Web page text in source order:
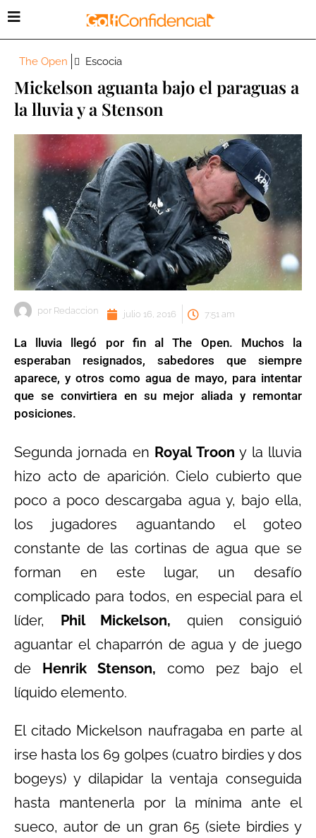
The Open Escocia
Mickelson aguanta bajo el paraguas a
la lluvia y a Stenson
por Redaccion julio 16, 2016 7:51 am
La lluvia llegó por fin al The Open. Muchos la
esperaban resignados, sabedores que siempre
aparece, y otros como agua de mayo, para intentar
que se convirtiera en su mejor aliada y remontar
posiciones.
Segunda jornada en Royal Troon y la lluvia
hizo acto de aparición. Cielo cubierto que
poco a poco descargaba agua y, bajo ella,
los jugadores aguantando el goteo
constante de las cortinas de agua que se
forman en este lugar, un desafío
complicado para todos, en especial para el
líder, Phil Mickelson, quien consiguió
aguantar el chaparrón de agua y de juego
de Henrik Stenson, como pez bajo el
líquido elemento.
El citado Mickelson naufragaba en parte al
irse hasta los 69 golpes (cuatro birdies y dos
bogeys) y dilapidar la ventaja conseguida
hasta mantenerla por la mínima ante el
sueco, autor de un gran 65 (siete birdies y